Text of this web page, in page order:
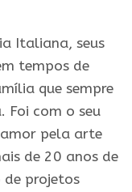
Italiana, seus
tempos de
que sempre
Foi com o seu
amor pela arte
de 20 anos de
de projetos